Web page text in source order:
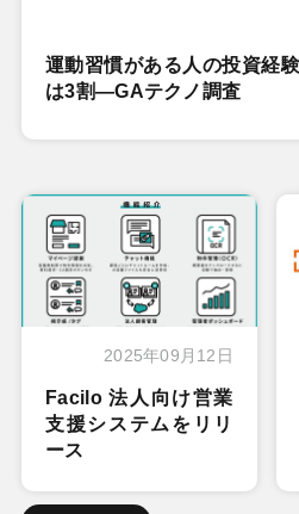
運動習慣がある人の投資経
は3割―GAテクノ調査
2025年09月12日
Facilo 法人向け営業
支援システムをリリ
ース